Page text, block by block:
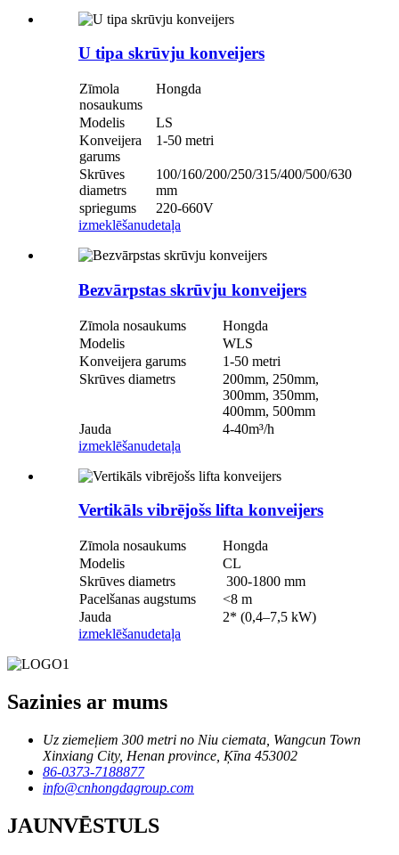
U tipa skrūvju konveijers
Zīmola
nosaukums
Hongda
Modelis
LS
Konveijera
garums
1-50 metri
Skrūves
diametrs
100/160/200/250/315/400/500/630
mm
spriegums
220-660V
izmeklēšanudetaļa
Bezvārpstas skrūvju konveijers
Zīmola nosaukums
Hongda
Modelis
WLS
Konveijera garums
1-50 metri
Skrūves diametrs
200mm, 250mm,
300mm, 350mm,
400mm, 500mm
Jauda
4-40m³/h
izmeklēšanudetaļa
Vertikāls vibrējošs lifta konveijers
Zīmola nosaukums
Hongda
Modelis
CL
Skrūves diametrs
300-1800 mm
Pacelšanas augstums
<8 m
Jauda
2* (0,4–7,5 kW)
izmeklēšanudetaļa
Sazinies ar mums
Uz ziemeļiem 300 metri no Niu ciemata, Wangcun Town
Xinxiang City, Henan province, Ķīna 453002
86-0373-7188877
info@cnhongdagroup.com
JAUNVĒSTULS